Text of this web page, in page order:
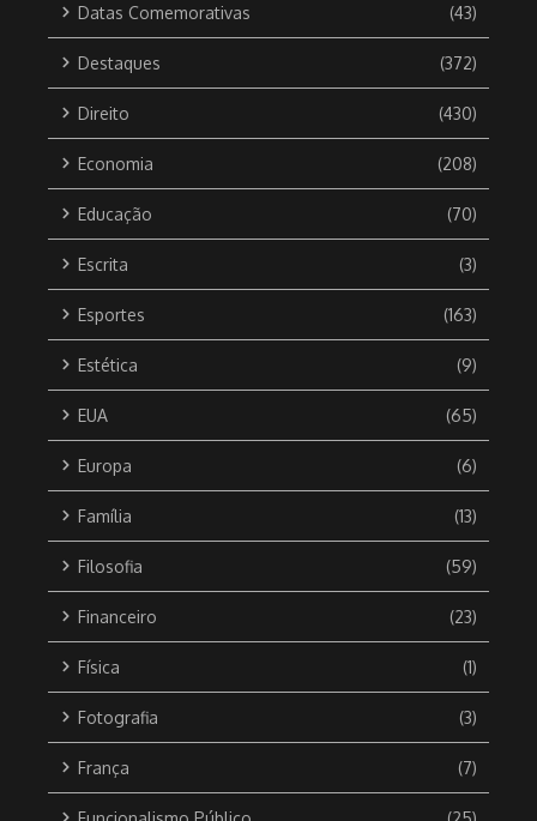
Datas Comemorativas (43)
Destaques (372)
Direito (430)
Economia (208)
Educação (70)
Escrita (3)
Esportes (163)
Estética (9)
EUA (65)
Europa (6)
Família (13)
Filosofia (59)
Financeiro (23)
Física (1)
Fotografia (3)
França (7)